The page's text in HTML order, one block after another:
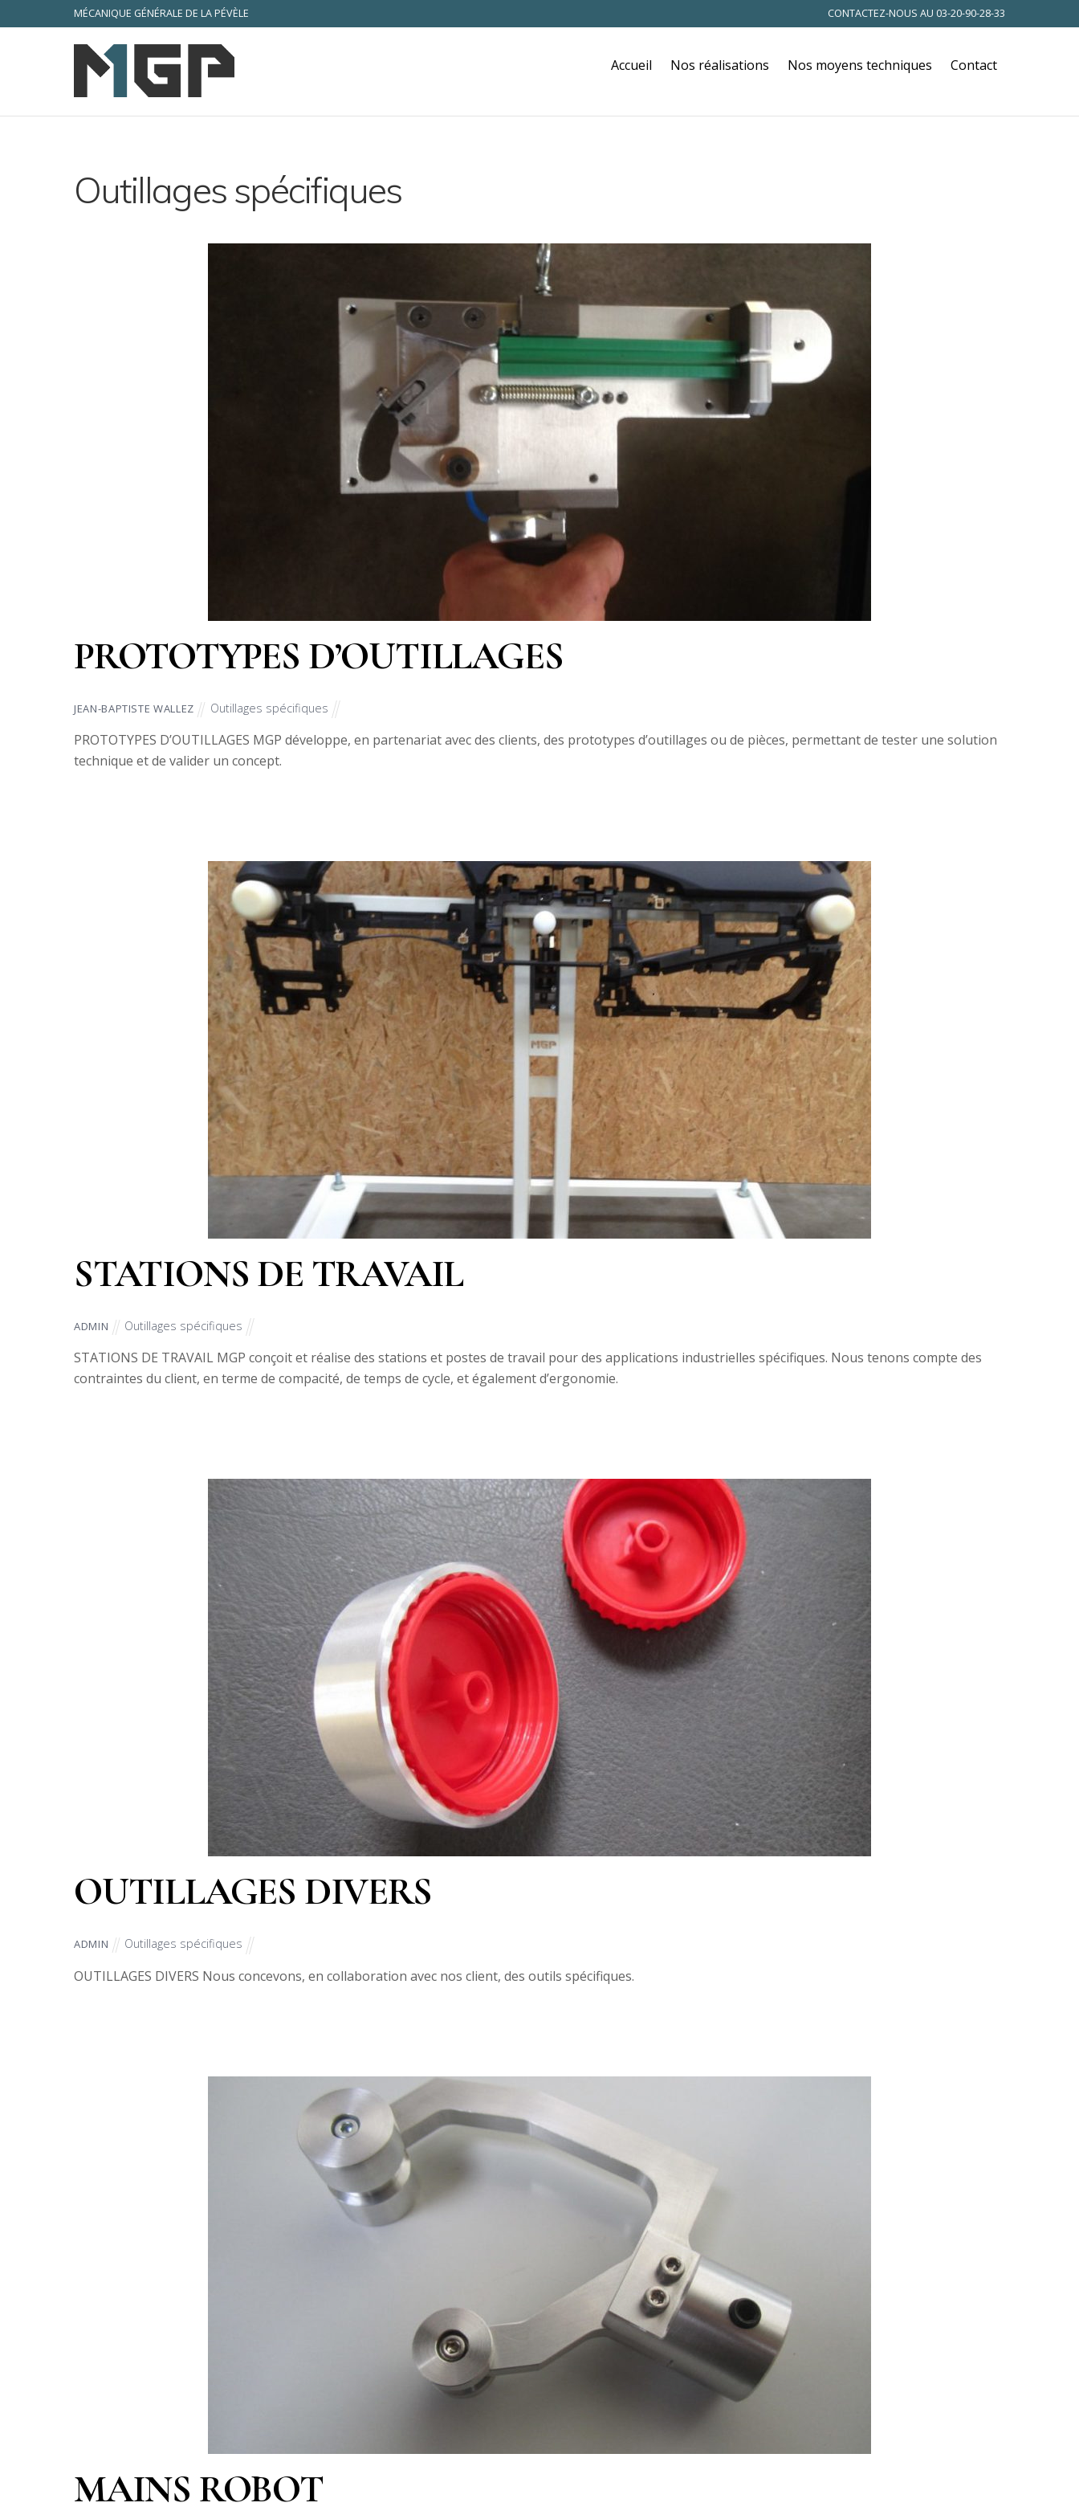
MÉCANIQUE GÉNÉRALE DE LA PÉVÈLE CONTACTEZ-NOUS AU 03-20-90-28-33
Accueil Nos réalisations Nos moyens techniques Contact
Outillages spécifiques
PROTOTYPES D’OUTILLAGES
JEAN-BAPTISTE WALLEZ Outillages spécifiques
PROTOTYPES D’OUTILLAGES MGP développe, en partenariat avec des clients, des prototypes d’outillages ou de pièces, permettant de tester une solution
technique et de valider un concept.
STATIONS DE TRAVAIL
ADMIN Outillages spécifiques
STATIONS DE TRAVAIL MGP conçoit et réalise des stations et postes de travail pour des applications industrielles spécifiques. Nous tenons compte des
contraintes du client, en terme de compacité, de temps de cycle, et également d’ergonomie.
OUTILLAGES DIVERS
ADMIN Outillages spécifiques
OUTILLAGES DIVERS Nous concevons, en collaboration avec nos client, des outils spécifiques.
MAINS ROBOT